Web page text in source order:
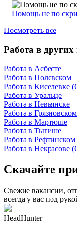
Помощь не по
Посмотреть все
Работа в других
Работа в Асбесте
Работа в Полевском
Работа в Киселевке
Работа в Уральце
Работа в Невьянске
Работа в Грязновском
Работа в Мартюше
Работа в Тыгише
Работа в Рефтинском
Работа в Некрасове
Скачайте
Свежие вакансии,
всегда у вас под
HeadHunter